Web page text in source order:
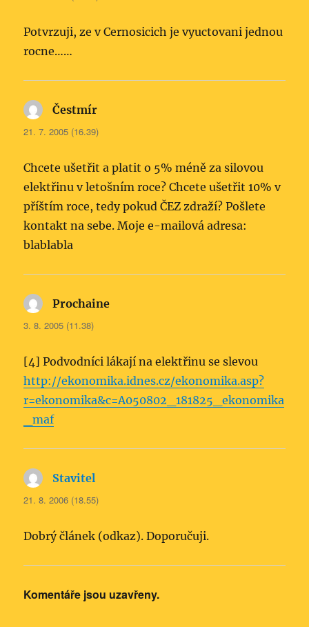
Potvrzuji, ze v Cernosicich je vyuctovani jednou
rocne……
Čestmír
21. 7. 2005 (16.39)
Chcete ušetřit a platit o 5% méně za silovou
elektřinu v letošním roce? Chcete ušetřit 10% v
příštím roce, tedy pokud ČEZ zdraží? Pošlete
kontakt na sebe. Moje e-mailová adresa:
blablabla
Prochaine
3. 8. 2005 (11.38)
[4] Podvodníci lákají na elektřinu se slevou
http://ekonomika.idnes.cz/ekonomika.asp?
r=ekonomika&c=A050802_181825_ekonomika
_maf
Stavitel
21. 8. 2006 (18.55)
Dobrý článek (odkaz). Doporučuji.
Komentáře jsou uzavřeny.